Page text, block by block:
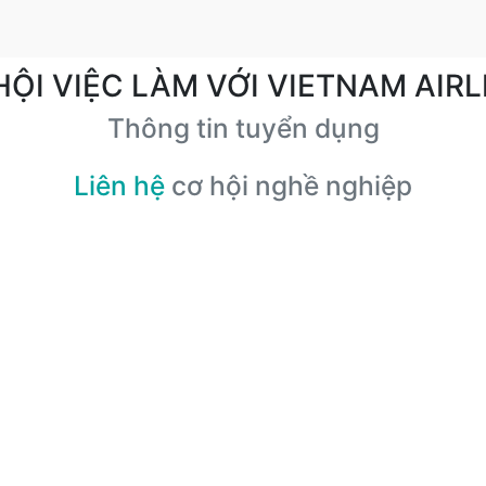
VIỆC LÀM VỚI VIETNAM
Thông tin tuyển dụng
Liên hệ cơ hội nghề nghiệp